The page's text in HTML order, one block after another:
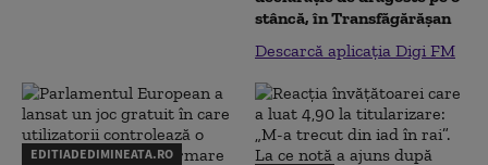
stâncă, în Transfăgărăşan
Descarcă aplicația Digi FM
EDITIADEDIMINEATA.RO